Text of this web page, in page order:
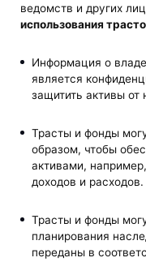
ведомств и других
использования
Информация о
является
защитить активы от
Трасты и фонды
образом, чтобы
активами,
доходов и расходов.
Трасты и фонды
планирования
переданы в